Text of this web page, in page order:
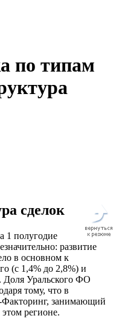
по типам
сделок
1 полугодие
развитие
в основном к
(с 1,4% до 2,8%) и
Доля Уральского ФО
тому, что в
Факторинг, занимающий
регионе.